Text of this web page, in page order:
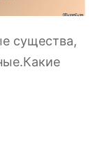
существа,